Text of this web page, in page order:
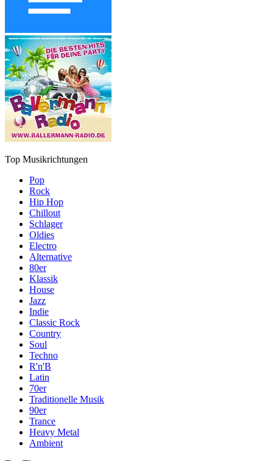
Top Musikrichtungen
Pop
Rock
Hip Hop
Chillout
Schlager
Oldies
Electro
Alternative
80er
Klassik
House
Jazz
Indie
Classic Rock
Country
Soul
Techno
R'n'B
Latin
70er
Traditionelle Musik
90er
Trance
Heavy Metal
Ambient